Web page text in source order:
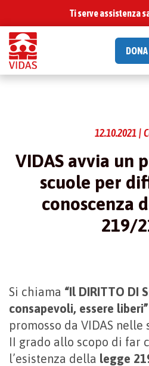
Ti serve assistenza
DONA
12.10.2021 |
VIDAS avvia un
scuole per
conoscenza
219/
Si chiama “Il DIRITTO DI
consapevoli, essere liberi”
promosso da VIDAS
II grado allo scopo di far
l’esistenza della legge